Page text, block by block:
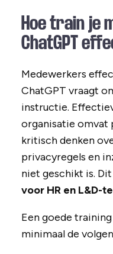
Hoe train je
ChatGPT
Medewerkers
ChatGPT vraagt
instructie.
organisatie omvat
kritisch denken
privacyregels en
niet geschikt is.
voor HR en L&D-
Een goede
minimaal de